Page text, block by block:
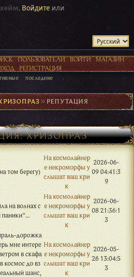
. Войдите или
ПОЛЬЗОВАТЕЛИ ВОЙТИ
МАГАЗИН
РЕГИСТРАЦИЯ
последние
►РЕПУТАЦИЯ
ХРИЗОПРАЗ
том берегу)
На космолайнер
е некроморфы у
слышат ваш кри
к
2026-06-
09 04:41:3
9
на волнах с
паники"...
На космолайнер
е некроморфы у
слышат ваш кри
к
2026-06-
08 21:36:1
3
дорожка
мне интере
в скафа
космос до вз
шанс,
На космолайнер
е некроморфы у
слышат ваш кри
к
2026-05-
26 13:04:5
3